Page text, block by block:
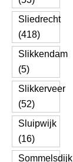
Sliedrecht
(418)
Slikkendam
(5)
Slikkerveer
(52)
Sluipwijk
(16)
Sommelsdijk